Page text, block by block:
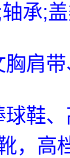
承;
胸肩
球鞋
，高